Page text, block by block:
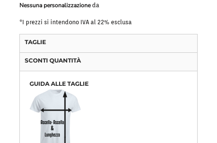
Nessuna personalizzazioneda
*I prezzi si intendono IVA al 22% esclusa
TAGLIE
SCONTI QUANTITÀ
GUIDA ALLE TAGLIE